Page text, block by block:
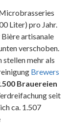
Liter) pro Jahr.
artisanale
verschoben.
mehr als
Brewers
Brauereien
seit
ca. 1.507